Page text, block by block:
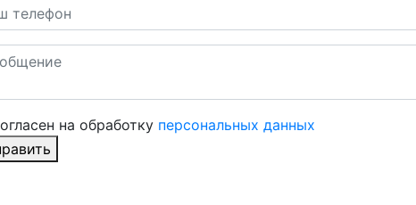
на обработку персональных данных